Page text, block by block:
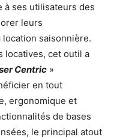
à ses utilisateurs des
leurs
saisonnière.
locatives, cet outil a
Centric »
en tout
ergonomique et
de bases
le principal atout